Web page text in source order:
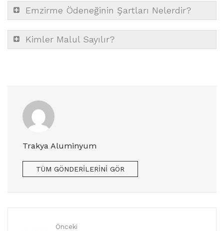
Emzirme Ödeneğinin Şartları Nelerdir?
Kimler Malul Sayılır?
Trakya Aluminyum
TÜM GÖNDERILERINI GÖR
Önceki